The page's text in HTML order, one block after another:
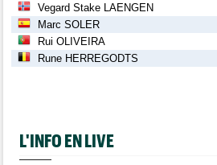
Vegard Stake LAENGEN
Marc SOLER
Rui OLIVEIRA
Rune HERREGODTS
L'INFO EN LIVE